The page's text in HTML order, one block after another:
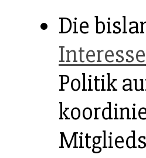
Die
Interesse
Politik